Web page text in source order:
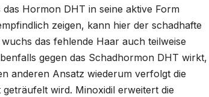
Hormon DHT in seine aktive Form
zeigen, kann hier der schadhafte
das fehlende Haar auch teilweise
gegen das Schadhormon DHT wirkt,
anderen Ansatz wiederum verfolgt die
wird. Minoxidil erweitert die